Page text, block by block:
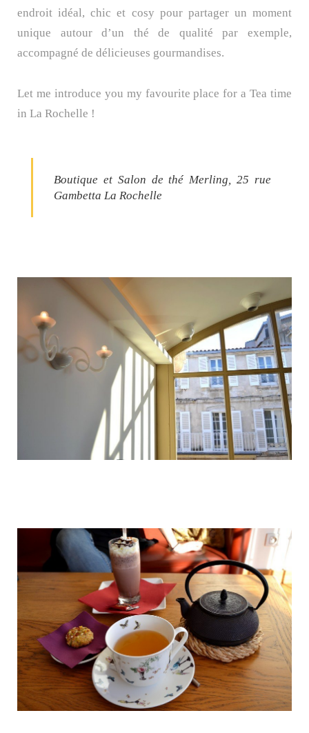
endroit idéal, chic et cosy pour partager un moment
unique autour d’un thé de qualité par exemple,
accompagné de délicieuses gourmandises.
Let me introduce you my favourite place for a Tea time
in La Rochelle !
Boutique et Salon de thé Merling, 25 rue
Gambetta La Rochelle